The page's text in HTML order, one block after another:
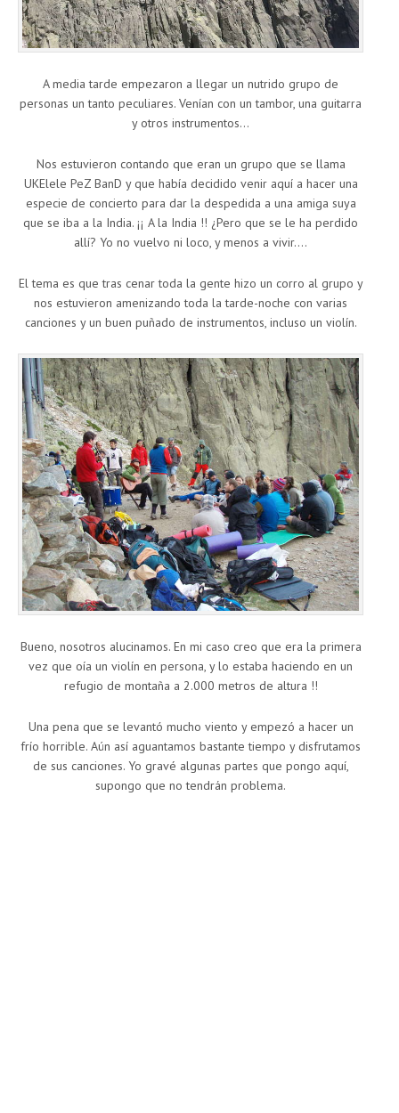
A media tarde empezaron a llegar un nutrido grupo de
personas un tanto peculiares. Venían con un tambor, una guitarra
y otros instrumentos…
Nos estuvieron contando que eran un grupo que se llama
UKElele PeZ BanD y que había decidido venir aquí a hacer una
especie de concierto para dar la despedida a una amiga suya
que se iba a la India. ¡¡ A la India !! ¿Pero que se le ha perdido
allí? Yo no vuelvo ni loco, y menos a vivir….
El tema es que tras cenar toda la gente hizo un corro al grupo y
nos estuvieron amenizando toda la tarde-noche con varias
canciones y un buen puñado de instrumentos, incluso un violín.
Bueno, nosotros alucinamos. En mi caso creo que era la primera
vez que oía un violín en persona, y lo estaba haciendo en un
refugio de montaña a 2.000 metros de altura !!
Una pena que se levantó mucho viento y empezó a hacer un
frío horrible. Aún así aguantamos bastante tiempo y disfrutamos
de sus canciones. Yo gravé algunas partes que pongo aquí,
supongo que no tendrán problema.